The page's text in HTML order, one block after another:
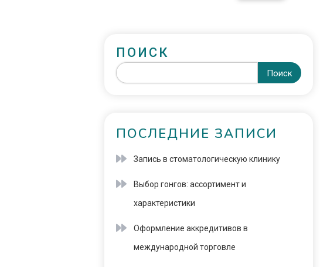
ПОИСК
Поиск
ПОСЛЕДНИЕ ЗАПИСИ
Запись в стоматологическую клинику
Выбор гонгов: ассортимент и
характеристики
Оформление аккредитивов в
международной торговле